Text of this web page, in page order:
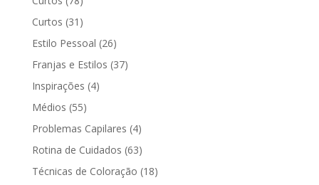
Curtos (31)
Estilo Pessoal (26)
Franjas e Estilos (37)
Inspirações (4)
Médios (55)
Problemas Capilares (4)
Rotina de Cuidados (63)
Técnicas de Coloração (18)